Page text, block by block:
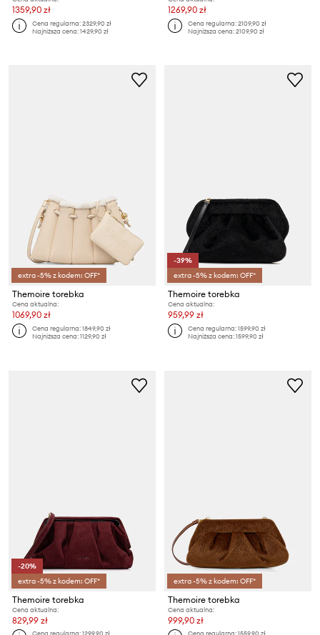
1359,90 zł
Cena regularna:2329,90 zł
Najniższa cena:1429,90 zł
1269,90 zł
Cena regularna:2109,90 zł
Najniższa cena:2109,90 zł
extra -5% z kodem: OFF*
Themoire torebka
Cena aktualna:
1069,90 zł
Cena regularna:1849,90 zł
Najniższa cena:1129,90 zł
-39%
extra -5% z kodem: OFF*
Themoire torebka
Cena aktualna:
959,99 zł
Cena regularna:1599,90 zł
Najniższa cena:1599,90 zł
-20%
extra -5% z kodem: OFF*
Themoire torebka
Cena aktualna:
829,99 zł
extra -5% z kodem: OFF*
Themoire torebka
Cena aktualna:
999,90 zł